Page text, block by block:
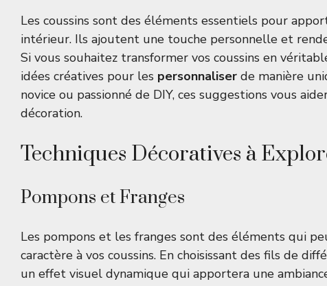
Les coussins sont des éléments essentiels pour
intérieur. Ils ajoutent une touche personnelle et
Si vous souhaitez transformer vos coussins en
idées créatives pour les personnaliser de manière
novice ou passionné de DIY, ces suggestions vous
décoration.
Techniques Décoratives à
Pompons et Franges
Les pompons et les franges sont des éléments qui
caractère à vos coussins. En choisissant des fils de
un effet visuel dynamique qui apportera une